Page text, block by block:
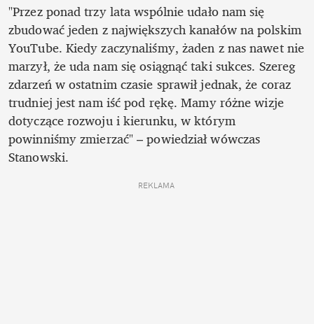
"Przez ponad trzy lata wspólnie udało nam się
zbudować jeden z największych kanałów na polskim
YouTube. Kiedy zaczynaliśmy, żaden z nas nawet nie
marzył, że uda nam się osiągnąć taki sukces. Szereg
zdarzeń w ostatnim czasie sprawił jednak, że coraz
trudniej jest nam iść pod rękę. Mamy różne wizje
dotyczące rozwoju i kierunku, w którym
powinniśmy zmierzać" – powiedział wówczas
Stanowski.
REKLAMA